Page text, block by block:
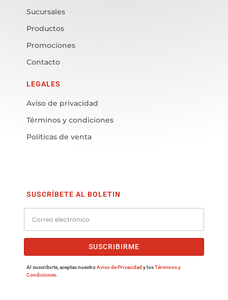
Sucursales
Productos
Promociones
Contacto
LEGALES
Aviso de privacidad
Términos y condiciones
Políticas de venta
SUSCRÍBETE AL BOLETIN
SUSCRIBIRME
Al suscribirte, aceptas nuestroAviso de Privacidad y losTérminos y
Condiciones.